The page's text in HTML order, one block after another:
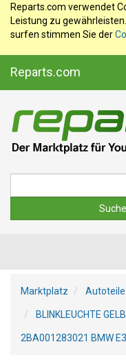
Reparts.com verwendet
Leistung zu
surfen stimmen Sie der
Reparts.com
Marktplatz Autoteile
BLINKLEUCHTE
2BA001283021 BMW